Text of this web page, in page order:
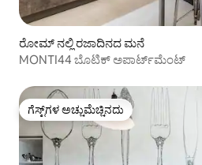
ರೋಮ್ ನಲ್ಲಿ ರಜಾದಿನದ ಮನೆ
MONTI44 ಬೊಟಿಕ್ ಅಪಾರ್ಟ್‌ಮೆಂಟ್
ಗೆಸ್ಟ್‌ಗಳ ಅಚ್ಚುಮೆಚ್ಚಿನದು
ಗೆಸ್ಟ್‌ಗಳ ಅಚ್ಚುಮೆಚ್ಚಿನದು